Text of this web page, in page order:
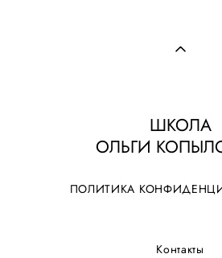
ШКОЛА
ОЛЬГИ
ПОЛИТИКА
Контакты